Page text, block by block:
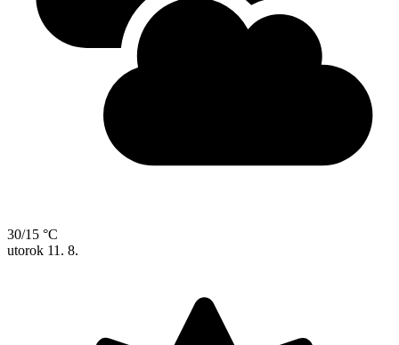
30/15 °C
utorok 11. 8.